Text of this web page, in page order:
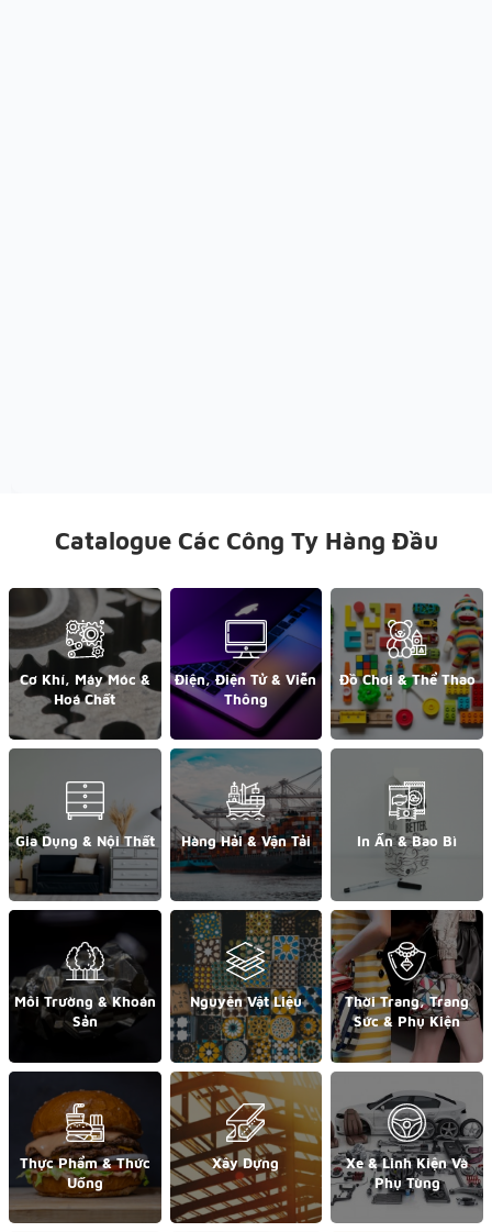
Catalogue Các Công Ty Hàng Đầu
Cơ Khí, Máy Móc &
Hoá Chất
Điện, Điện Tử & Viễn
Thông
Đồ Chơi & Thể Thao
Gia Dụng & Nội Thất Hàng Hải & Vận Tải In Ấn & Bao Bì
Môi Trường & Khoán
Sản
Nguyên Vật Liệu
Thời Trang, Trang
Sức & Phụ Kiện
Thực Phẩm & Thức
Uống
Xây Dựng
Xe & Linh Kiện Và
Phụ Tùng